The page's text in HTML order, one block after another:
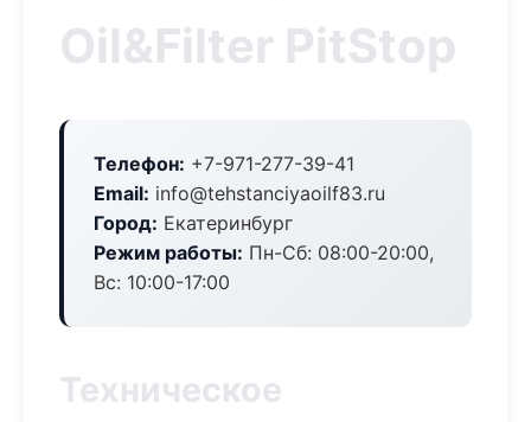
Oil&Filter PitStop
Телефон: +7-971-277-39-41
Email: info@tehstanciyaoilf83.ru
Город: Екатеринбург
Режим работы: Пн-Сб: 08:00-20:00,
Вс: 10:00-17:00
Техническое